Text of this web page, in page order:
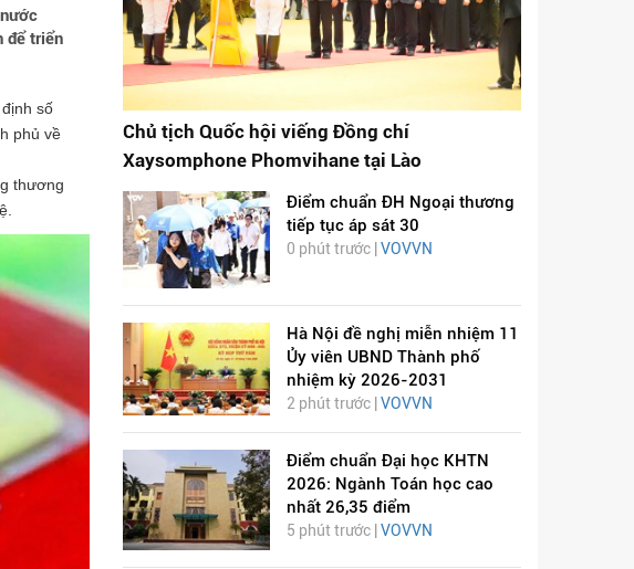
để triển
số
phủ về
thương
Chủ tịch Quốc hội viếng Đồng chí
Xaysomphone Phomvihane tại Lào
Điểm chuẩn ĐH Ngoại thương
tiếp tục áp sát 30
0 phút trước |VOVVN
Hà Nội đề nghị miễn nhiệm 11
Ủy viên UBND Thành phố
nhiệm kỳ 2026-2031
2 phút trước | VOVVN
Điểm chuẩn Đại học KHTN
2026: Ngành Toán học cao
nhất 26,35 điểm
5 phút trước | VOVVN